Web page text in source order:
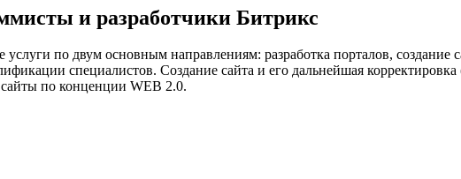
и разработчики Битрикс
по двум основным направлениям: разработка порталов, создание
специалистов. Создание сайта и его дальнейшая
по конценции WEB 2.0.